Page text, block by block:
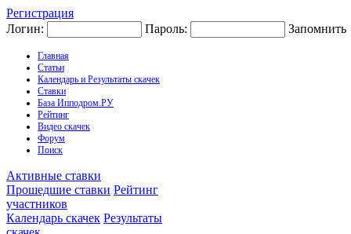
Регистрация
Логин:
Пароль: Запомнить
Главная
Статьи
Календарь и Результаты скачек
Ставки
База Ипподром.РУ
Рейтинг
Видео скачек
Форум
Поиск
Активные ставки
Прошедшие ставки Рейтинг
участников
Календарь скачек Результаты